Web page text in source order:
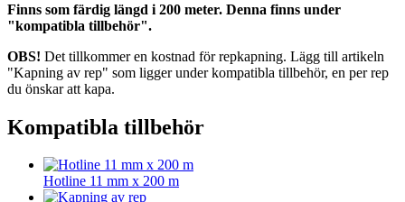
Finns som färdig längd i 200 meter. Denna finns under
"kompatibla tillbehör".
OBS! Det tillkommer en kostnad för repkapning. Lägg till artikeln
"Kapning av rep" som ligger under kompatibla tillbehör, en per rep
du önskar att kapa.
Kompatibla tillbehör
Hotline 11 mm x 200 m